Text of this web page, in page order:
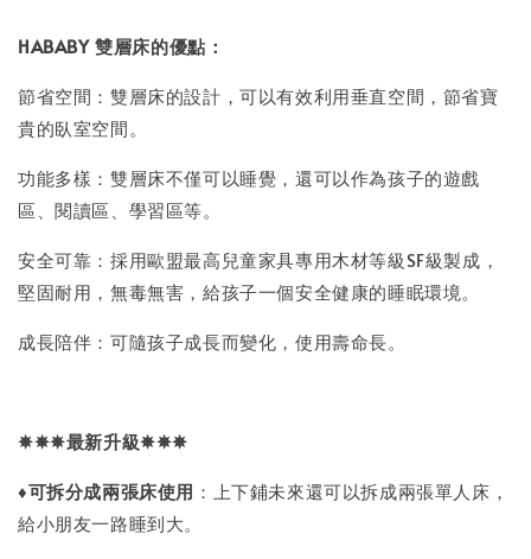
HABABY 雙層床的優點：
節省空間：雙層床的設計，可以有效利用垂直空間，節省寶
貴的臥室空間。
功能多樣：雙層床不僅可以睡覺，還可以作為孩子的遊戲
區、閱讀區、學習區等。
安全可靠：採用歐盟最高兒童家具專用木材等級SF級製成，
堅固耐用，無毒無害，給孩子一個安全健康的睡眠環境。
成長陪伴：可隨孩子成長而變化，使用壽命長。
✵✵✵最新升級✵✵✵
♦可拆分成兩張床使用 ：上下鋪未來還可以拆成兩張單人床，
給小朋友一路睡到大。